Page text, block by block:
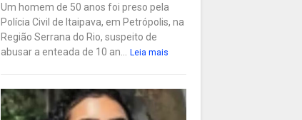
Um homem de 50 anos foi preso pela
Polícia Civil de Itaipava, em Petrópolis, na
Região Serrana do Rio, suspeito de
abusar a enteada de 10 an...
Leia mais